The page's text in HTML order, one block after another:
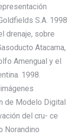
S.A. 1998
drenaje, sobre
Atacama,
Amengual y el
1998.
de Modelo Digital
del cru- ce
Norandino